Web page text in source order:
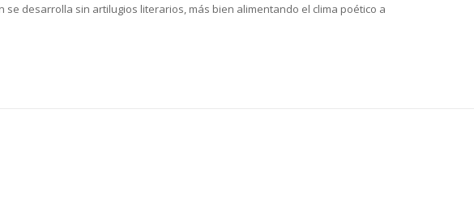
desarrolla sin artilugios literarios, más bien alimentando el clima poético a